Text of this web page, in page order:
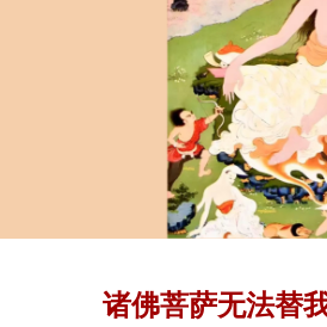
诸佛菩萨无法替